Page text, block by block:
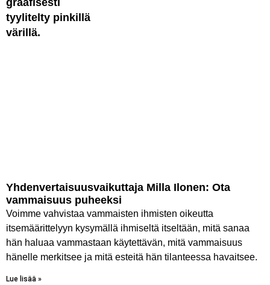
Yhdenvertaisuus­vaikuttaja Milla Ilonen: Ota
vammaisuus puheeksi
Voimme vahvistaa vammaisten ihmisten oikeutta
itsemäärittelyyn kysymällä ihmiseltä itseltään, mitä sanaa
hän haluaa vammastaan käytettävän, mitä vammaisuus
hänelle merkitsee ja mitä esteitä hän tilanteessa havaitsee.
Lue lisää »